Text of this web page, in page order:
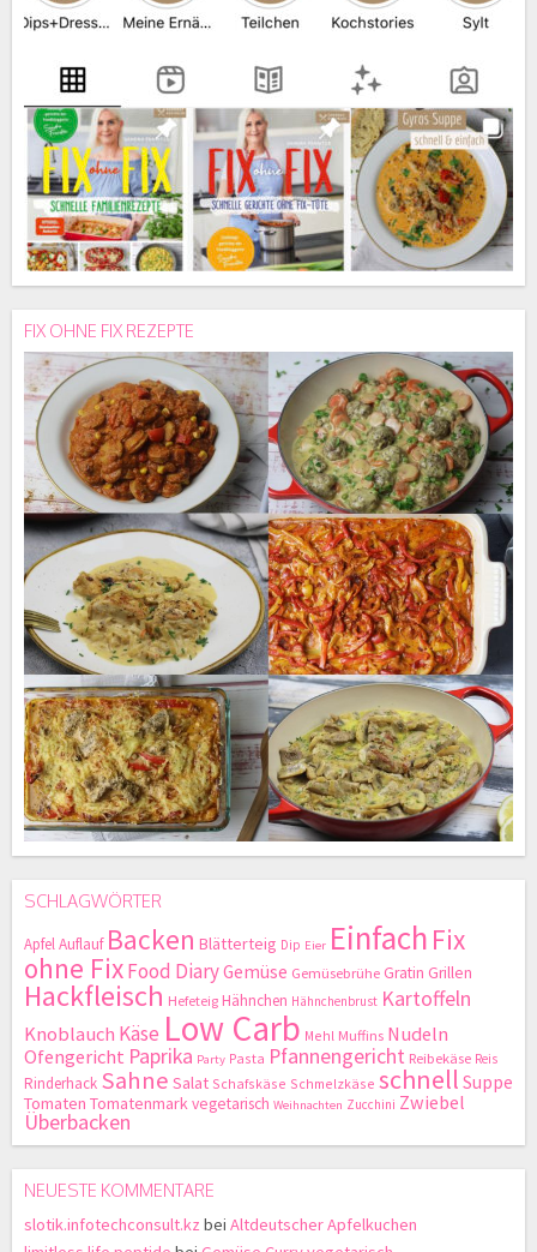
FIX OHNE FIX REZEPTE
SCHLAGWÖRTER
ApfelAuflauf Backen Blätterteig Dip Eier Einfach Fix
ohne FixFood DiaryGemüse Gemüsebrühe Gratin Grillen
Hackfleisch Hefeteig Hähnchen Hähnchenbrust Kartoffeln
Knoblauch Käse Low Carb Mehl Muffins Nudeln
Ofengericht Paprika Party Pasta Pfannengericht Reibekäse Reis
Rinderhack Sahne Salat Schafskäse Schmelzkäse schnell Suppe
Tomaten Tomatenmark vegetarisch Weihnachten Zucchini Zwiebel
Überbacken
NEUESTE KOMMENTARE
slotik.infotechconsult.kz bei Altdeutscher Apfelkuchen